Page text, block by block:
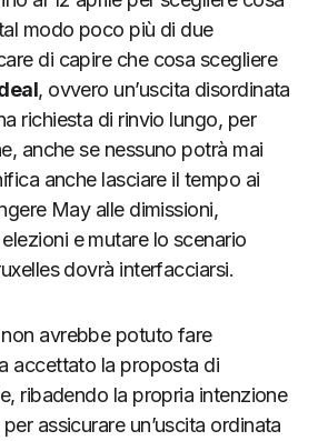
modo poco più di due
di capire che cosa scegliere
, ovvero un’uscita disordinata
richiesta di rinvio lungo, per
anche se nessuno potrà mai
anche lasciare il tempo ai
May alle dimissioni,
e mutare lo scenario
dovrà interfacciarsi.
avrebbe potuto fare
accettato la proposta di
ribadendo la propria intenzione
assicurare un’uscita ordinata